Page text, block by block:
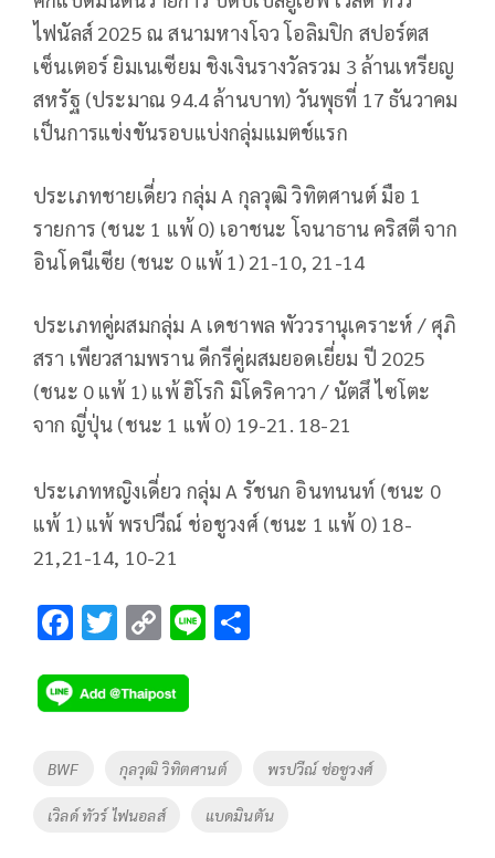
ไฟนัลส์ 2025 ณ สนามหางโจว โอลิมปิก สปอร์ตส
เซ็นเตอร์ ยิมเนเซียม ชิงเงินรางวัลรวม 3 ล้านเหรียญ
สหรัฐ (ประมาณ 94.4 ล้านบาท) วันพุธที่ 17 ธันวาคม
เป็นการแข่งขันรอบแบ่งกลุ่มแมตช์แรก
ประเภทชายเดี่ยว กลุ่ม A กุลวุฒิ วิทิตศานต์ มือ 1
รายการ (ชนะ 1 แพ้ 0) เอาชนะ โจนาธาน คริสตี จาก
อินโดนีเซีย (ชนะ 0 แพ้ 1) 21-10, 21-14
ประเภทคู่ผสมกลุ่ม A เดชาพล พัววรานุเคราะห์ / ศุภิ
สรา เพียวสามพราน ดีกรีคู่ผสมยอดเยี่ยม ปี 2025
(ชนะ 0 แพ้ 1) แพ้ ฮิโรกิ มิโดริคาวา / นัตสึ ไซโตะ
จาก ญี่ปุ่น (ชนะ 1 แพ้ 0) 19-21. 18-21
ประเภทหญิงเดี่ยว กลุ่ม A รัชนก อินทนนท์ (ชนะ 0
แพ้ 1) แพ้ พรปวีณ์ ช่อชูวงศ์ (ชนะ 1 แพ้ 0) 18-
21,21-14, 10-21
F
e
b
o
o
k
T
tt
er
C
p
y
Li
n
k
Li
Tags
BWF กุลวุฒิ วิทิตศานต์ พรปวีณ์ ช่อชูวงศ์
เวิลด์ ทัวร์ ไฟนอลส์ แบดมินตัน